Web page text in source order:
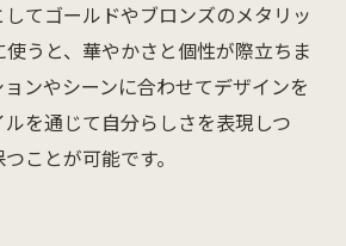
てゴールドやブロンズのメタリッ
うと、華やかさと個性が際立ちま
ンやシーンに合わせてデザインを
を通じて自分らしさを表現しつ
ことが可能です。